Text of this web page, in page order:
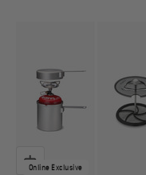
Online Exclusive